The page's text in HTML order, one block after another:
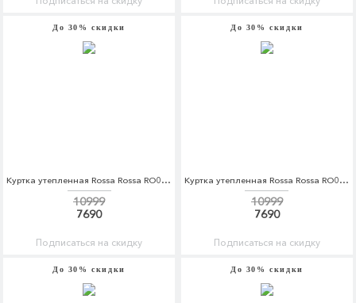
До 30% скидки
Куртка утепленная Rossa Rossa RO045EWDKBX9
10999
7690
Подписаться на скидку
До 30% скидки
Куртка утепленная Rossa Rossa RO045EWDKBY0
10999
7690
Подписаться на скидку
До 30% скидки До 30% скидки